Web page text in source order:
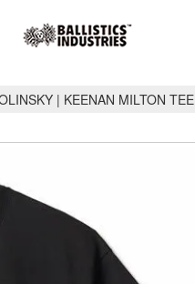
| KEENAN MILTON TEE